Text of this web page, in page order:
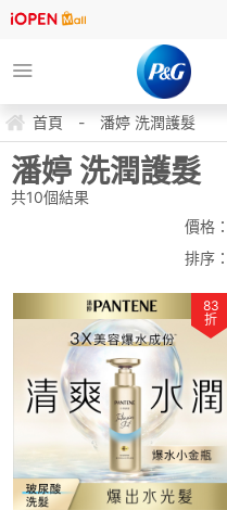
首頁 - 潘婷 洗潤護髮
潘婷 洗潤護髮
共10個結果
價格：
排序：
83
折